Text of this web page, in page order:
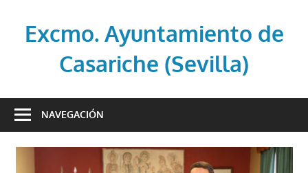
contenidoExcmo. Ayuntamiento de
Casariche (Sevilla)
oficial
Ayuntamiento
NAVEGACIÓN